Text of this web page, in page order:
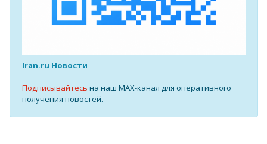
Iran.ru Новости
Подписывайтесь на наш MAX-канал для оперативного
получения новостей.